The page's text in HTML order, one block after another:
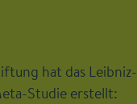
hat das Leibniz-
Studie erstellt: